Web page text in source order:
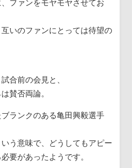
ファンをモヤモヤさせてお
いのファンにとっては待望の
合前の会見と、
賛否両論。
ランクのある亀田興毅選手
う意味で、どうしてもアピー
要があったようです。